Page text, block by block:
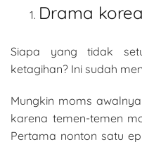
Drama
Siapa yang tidak
ketagihan? Ini sudah
Mungkin moms
karena temen-temen
Pertama nonton satu